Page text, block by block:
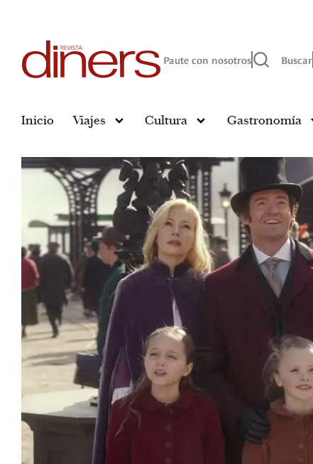
Paute con nosotros Buscar
Inicio Viajes Cultura Gastronomía